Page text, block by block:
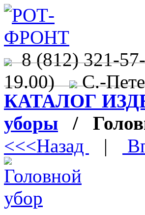
8 (812) 321-
19.00) С.-
КАТАЛОГ
уборы /
<<<Назад
|